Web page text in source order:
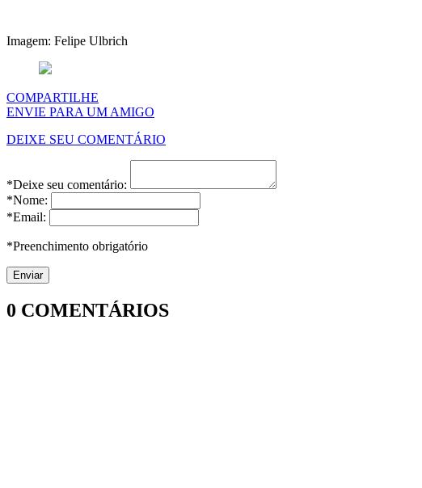
Imagem: Felipe Ulbrich
COMPARTILHE
ENVIE PARA UM AMIGO
DEIXE SEU COMENTÁRIO
*Deixe seu comentário:
*Nome:
*Email:
*Preenchimento obrigatório
0 COMENTÁRIOS